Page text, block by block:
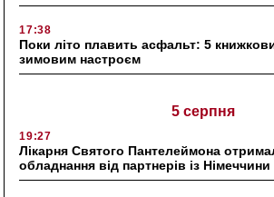
17:38
Поки літо плавить асфальт: 5
зимовим настроєм
5 серпня
19:27
Лікарня Святого Пантелеймона
обладнання від партнерів із Німеччини